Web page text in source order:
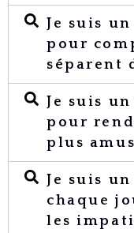
Je suis
pour
séparent
Je suis
pour
plus
Je suis
chaque
les